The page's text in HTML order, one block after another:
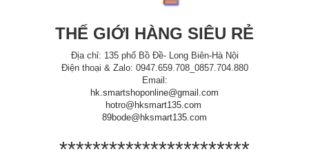
THẾ GIỚI HÀNG SIÊU RẺ
Địa chỉ: 135 phố Bồ Đề- Long Biên-Hà Nội
Điện thoại & Zalo: 0947.659.708_0857.704.880
Email:
hk.smartshoponline@gmail.com
hotro@hksmart135.com
89bode@hksmart135.com
***********************